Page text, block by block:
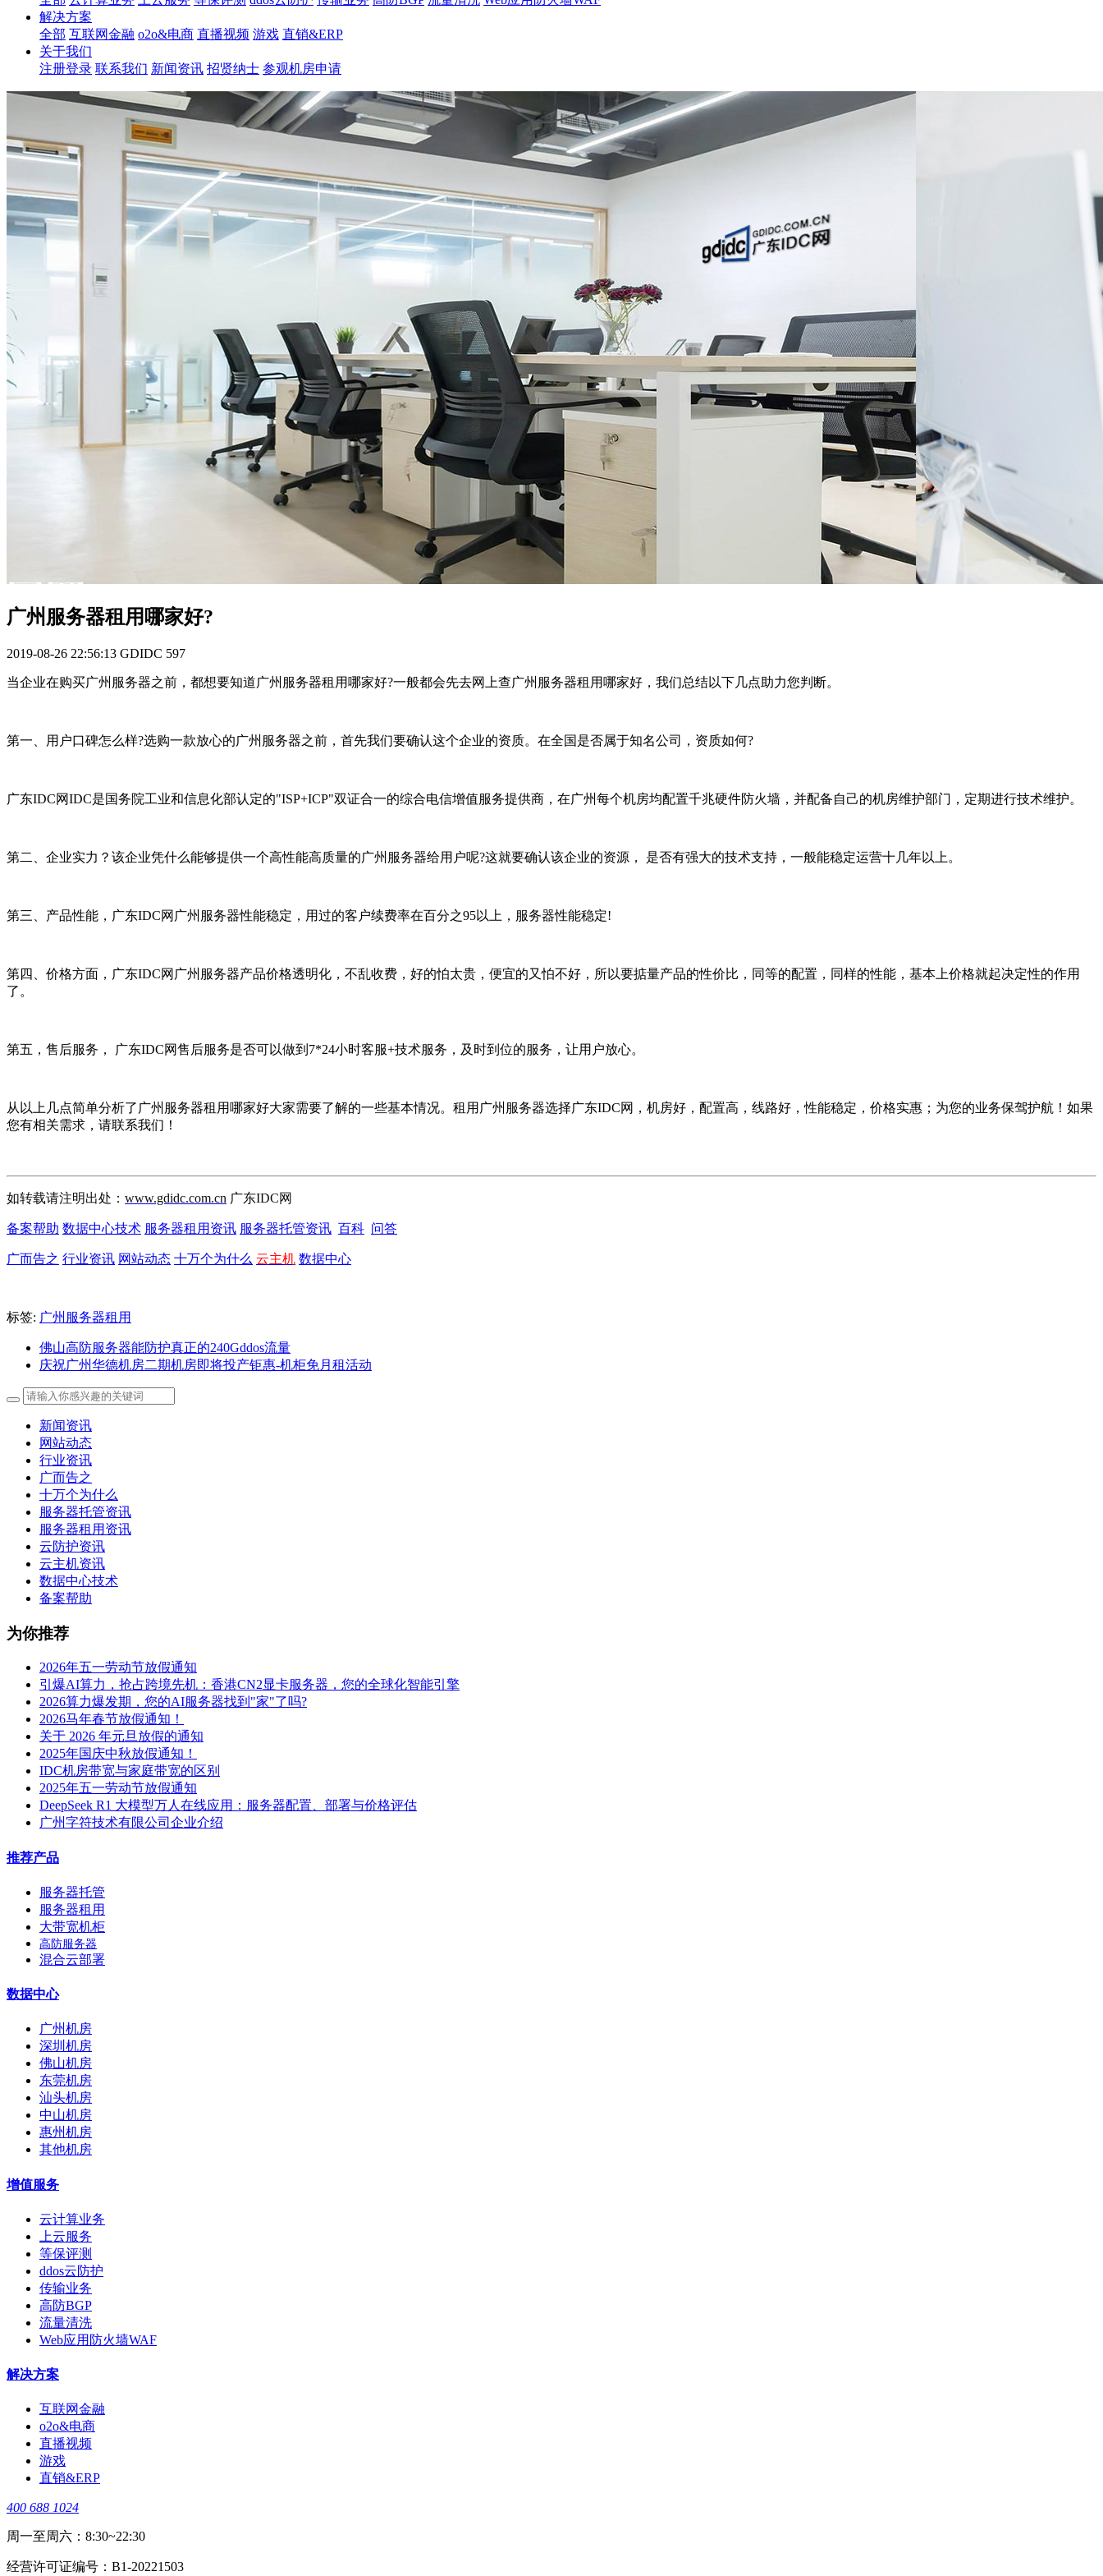
解决方案
全部 互联网金融 o2o&电商 直播视频 游戏 直销&ERP
关于我们
注册登录 联系我们 新闻资讯 招贤纳士 参观机房申请
广州服务器租用哪家好?
2019-08-26 22:56:13 GDIDC 597
当企业在购买广州服务器之前，都想要知道广州服务器租用哪家好?一般都会先去网上查广州服务器租用哪家好，我们总结以下几点助力您判断。
第一、用户口碑怎么样?选购一款放心的广州服务器之前，首先我们要确认这个企业的资质。在全国是否属于知名公司，资质如何?
广东IDC网IDC是国务院工业和信息化部认定的"ISP+ICP"双证合一的综合电信增值服务提供商，在广州每个机房均配置千兆硬件防火墙，并配备自己的机房维护部门，定期进行技术维护。
第二、企业实力？该企业凭什么能够提供一个高性能高质量的广州服务器给用户呢?这就要确认该企业的资源， 是否有强大的技术支持，一般能稳定运营十几年以上。
第三、产品性能，广东IDC网广州服务器性能稳定，用过的客户续费率在百分之95以上，服务器性能稳定!
第四、价格方面，广东IDC网广州服务器产品价格透明化，不乱收费，好的怕太贵，便宜的又怕不好，所以要掂量产品的性价比，同等的配置，同样的性能，基本上价格就起决定性的作用
了。
第五，售后服务， 广东IDC网售后服务是否可以做到7*24小时客服+技术服务，及时到位的服务，让用户放心。
从以上几点简单分析了广州服务器租用哪家好大家需要了解的一些基本情况。租用广州服务器选择广东IDC网，机房好，配置高，线路好，性能稳定，价格实惠；为您的业务保驾护航！如果
您有相关需求，请联系我们！
如转载请注明出处： www.gdidc.com.cn 广东IDC网
备案帮助 数据中心技术 服务器租用资讯 服务器托管资讯 百科 问答
广而告之 行业资讯 网站动态 十万个为什么 云主机 数据中心
标签: 广州服务器租用
佛山高防服务器能防护真正的240Gddos流量
庆祝广州华德机房二期机房即将投产钜惠-机柜免月租活动
新闻资讯
网站动态
行业资讯
广而告之
十万个为什么
服务器托管资讯
服务器租用资讯
云防护资讯
云主机资讯
数据中心技术
备案帮助
为你推荐
2026年五一劳动节放假通知
引爆AI算力，抢占跨境先机：香港CN2显卡服务器，您的全球化智能引擎
2026算力爆发期，您的AI服务器找到"家"了吗?
2026马年春节放假通知！
关于 2026 年元旦放假的通知
2025年国庆中秋放假通知！
IDC机房带宽与家庭带宽的区别
2025年五一劳动节放假通知
DeepSeek R1 大模型万人在线应用：服务器配置、部署与价格评估
广州字符技术有限公司企业介绍
推荐产品
服务器托管
服务器租用
大带宽机柜
高防服务器
混合云部署
数据中心
广州机房
深圳机房
佛山机房
东莞机房
汕头机房
中山机房
惠州机房
其他机房
增值服务
云计算业务
上云服务
等保评测
ddos云防护
传输业务
高防BGP
流量清洗
Web应用防火墙WAF
解决方案
互联网金融
o2o&电商
直播视频
游戏
直销&ERP
400 688 1024
周一至周六：8:30~22:30
经营许可证编号：B1-20221503